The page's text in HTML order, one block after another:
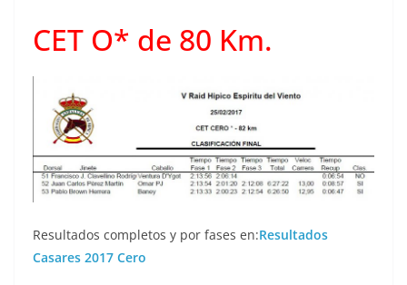
CET O* de 80 Km.
Resultados completos y por fases en:Resultados
Casares 2017 Cero